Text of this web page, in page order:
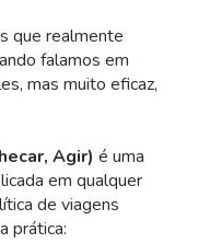
que realmente
falamos em
mas muito eficaz,
Agir) é uma
em qualquer
de viagens
prática: